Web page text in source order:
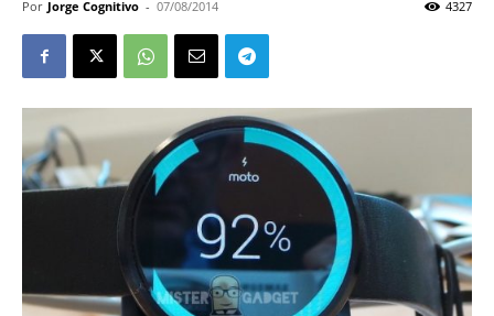
Por Jorge Cognitivo - 07/08/2014 4327